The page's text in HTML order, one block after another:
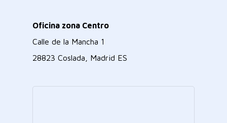
Oficina zona Centro
Calle de la Mancha 1
28823 Coslada, Madrid ES